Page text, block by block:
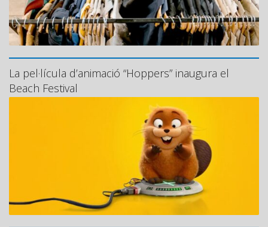
La pel·lícula d’animació “Hoppers” inaugura el
Beach Festival